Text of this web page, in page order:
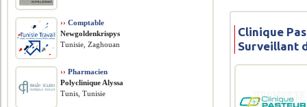
Clinique
Surveillant
›› Comptable
Newgoldenkrispys
Tunisie, Zaghouan
›› Pharmacien
Polyclinique Alyssa
Tunis, Tunisie